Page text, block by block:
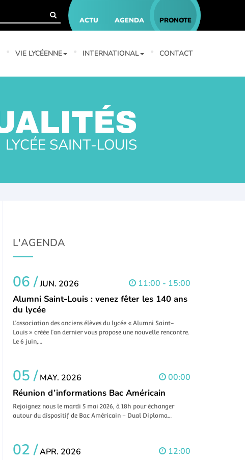
PRONOTE
AGENDA
ACTU
VIE LYCÉENNE INTERNATIONAL CONTACT
LYCÉE SAINT-LOUIS
L'AGENDA
06 /JUN. 2026 11:00 - 15:00
Alumni Saint-Louis : venez fêter les 140 ans
du lycée
L’association des anciens élèves du lycée « Alumni Saint-
Louis » créée l’an dernier vous propose une nouvelle rencontre.
Le 6 juin,…
05 / MAY. 2026 00:00
Réunion d’informations Bac Américain
Rejoignez nous le mardi 5 mai 2026, à 18h pour échanger
autour du dispositif de Bac Américain – Dual Diploma…
02 /APR. 2026 12:00